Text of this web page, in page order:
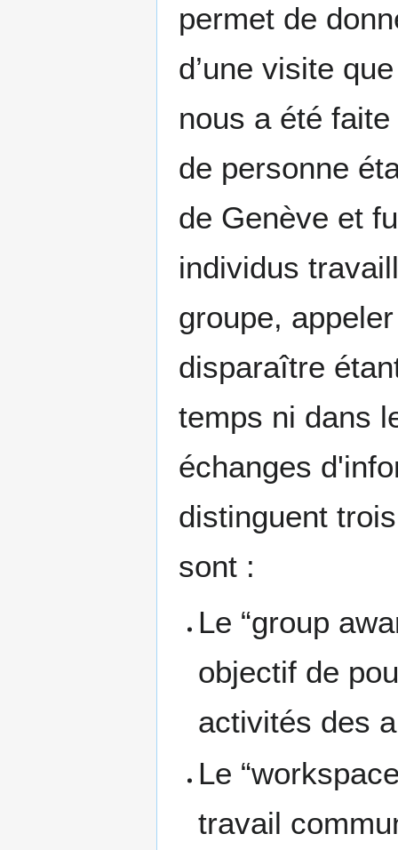
permet de
d’une visite
nous a été
de personne
de Genève et
individus
groupe,
disparaître
temps ni dans
échanges
distinguent
sont :
Le “group
objectif de
activités des
Le
travail